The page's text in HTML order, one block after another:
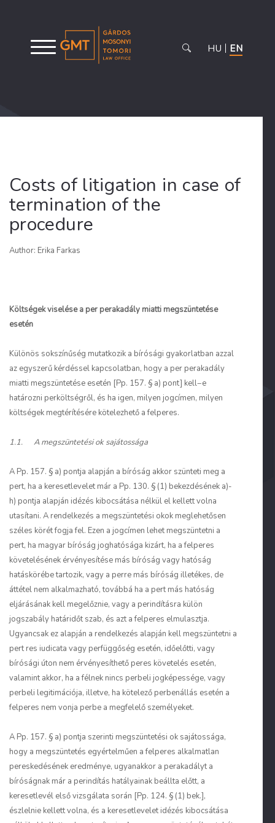
HU EN
Costs of litigation in case of
termination of the
procedure
Author: Erika Farkas
Költségek viselése a per perakadály miatti megszüntetése
esetén
Különös sokszínűség mutatkozik a bírósági gyakorlatban azzal
az egyszerű kérdéssel kapcsolatban, hogy a per perakadály
miatti megszüntetése esetén [Pp. 157. § a) pont] kell−e
határozni perköltségről, és ha igen, milyen jogcímen, milyen
költségek megtérítésére kötelezhető a felperes.
1.1. A megszüntetési ok sajátossága
A Pp. 157. § a) pontja alapján a bíróság akkor szünteti meg a
pert, ha a keresetlevelet már a Pp. 130. § (1) bekezdésének a)-
h) pontja alapján idézés kibocsátása nélkül el kellett volna
utasítani. A rendelkezés a megszüntetési okok meglehetősen
széles körét fogja fel. Ezen a jogcímen lehet megszüntetni a
pert, ha magyar bíróság joghatósága kizárt, ha a felperes
követelésének érvényesítése más bíróság vagy hatóság
hatáskörébe tartozik, vagy a perre más bíróság illetékes, de
áttétel nem alkalmazható, továbbá ha a pert más hatóság
eljárásának kell megelőznie, vagy a perindításra külön
jogszabály határidőt szab, és azt a felperes elmulasztja.
Ugyancsak ez alapján a rendelkezés alapján kell megszüntetni a
pert res iudicata vagy perfüggőség esetén, időelőtti, vagy
bírósági úton nem érvényesíthető peres követelés esetén,
valamint akkor, ha a félnek nincs perbeli jogképessége, vagy
perbeli legitimációja, illetve, ha kötelező perbenállás esetén a
felperes nem vonja perbe a megfelelő személyeket.
A Pp. 157. § a) pontja szerinti megszüntetési ok sajátossága,
hogy a megszüntetés egyértelműen a felperes alkalmatlan
pereskedésének eredménye, ugyanakkor a perakadályt a
bíróságnak már a perindítás hatályainak beállta előtt, a
keresetlevél első vizsgálata során [Pp. 124. § (1) bek.],
észlelnie kellett volna, és a keresetlevelet idézés kibocsátása